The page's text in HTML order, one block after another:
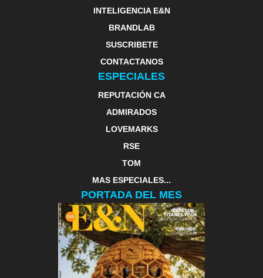
INTELIGENCIA E&N
BRANDLAB
SUSCRIBETE
CONTACTANOS
ESPECIALES
REPUTACIÓN CA
ADMIRADOS
LOVEMARKS
RSE
TOM
MAS ESPECIALES...
PORTADA DEL MES